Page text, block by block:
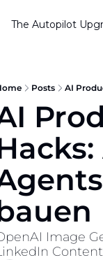
The Autopilot
Posts AI
Image
Content